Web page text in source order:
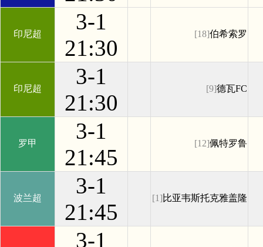
印尼超
3-1
21:30
[18]伯希索罗
印尼超
3-1
21:30
[9]德瓦FC
罗甲
3-1
21:45
[12]佩特罗鲁
波兰超
3-1
21:45
[1]比亚韦斯托克雅盖隆
3-1